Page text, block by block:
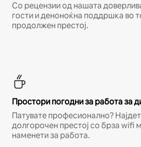
Со рецензии од нашата
гости и деноноќна поддршка во
продолжен престој.
Простори погодни за работа за
Патувате професионално?
долгорочен престој со брза wifi
наменети за работа.